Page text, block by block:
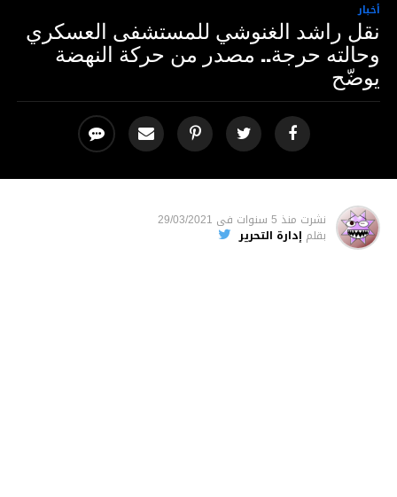
أخبار
نقل راشد الغنوشي للمستشفى العسكري
وحالته حرجة.. مصدر من حركة النهضة
يوضّح
نشرت منذ 5 سنوات فى 29/03/2021
بقلم إدارة التحرير